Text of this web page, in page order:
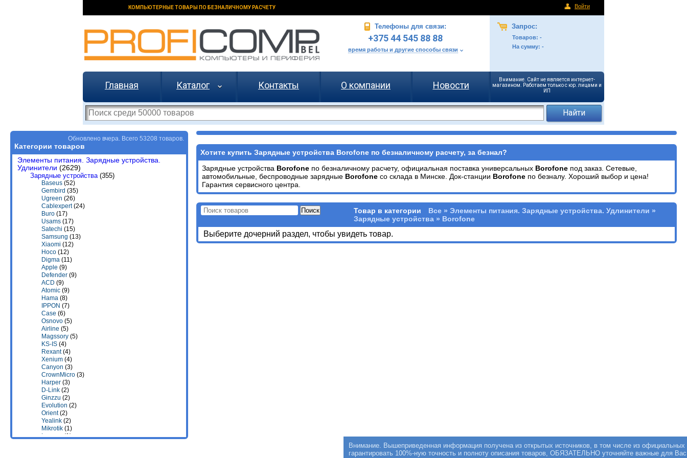
КОМПЬЮТЕРНЫЕ ТОВАРЫ ПО БЕЗНАЛИЧНОМУ РАСЧЕТУ Войти
Телефоны для связи:
+375 44 545 88 88
время работы и другие способы связи
Запрос:
Товаров: -
На сумму: -
Главная Каталог Контакты О компании Новости
Внимание. Сайт не является интернет-
магазином. Работаем только с юр. лицами и
ИП
Обновлено вчера. Всего 53208 товаров.
Категории товаров
Элементы питания. Зарядные устройства.
Удлинители (2629)
Зарядные устройства(355)
Baseus (52)
Gembird (35)
Ugreen (26)
Cablexpert(24)
Buro (17)
Usams (17)
Satechi (15)
Samsung (13)
Xiaomi (12)
Hoco (12)
Digma (11)
Apple (9)
Defender (9)
ACD (9)
Atomic (9)
Hama (8)
IPPON (7)
Case (6)
Osnovo (5)
Airline (5)
Magssory (5)
KS-IS (4)
Rexant(4)
Xenium (4)
Canyon (3)
CrownMicro (3)
Harper (3)
D-Link (2)
Ginzzu (2)
Evolution (2)
Orient(2)
Yealink (2)
Mikrotik (1)
Lenovo(1)
Хотите купить Зарядные устройства Borofone по безналичному расчету, за безнал?
Зарядные устройства Borofone по безналичному расчету, официальная поставка универсальных Borofone под заказ. Сетевые,
автомобильные, беспроводные зарядные Borofone со склада в Минске. Док-станции Borofone по безналу. Хороший выбор и цена!
Гарантия сервисного центра.
Товар в категории
Все » Элементы питания. Зарядные устройства. Удлинители »
Зарядные устройства » Borofone
Выберите дочерний раздел, чтобы увидеть товар.
Внимание. Вышеприведенная информация получена из открытых источников, в том числе из
гарантировать 100%-ную точность и полноту описания товаров, ОБЯЗАТЕЛЬНО уточняйте важные для